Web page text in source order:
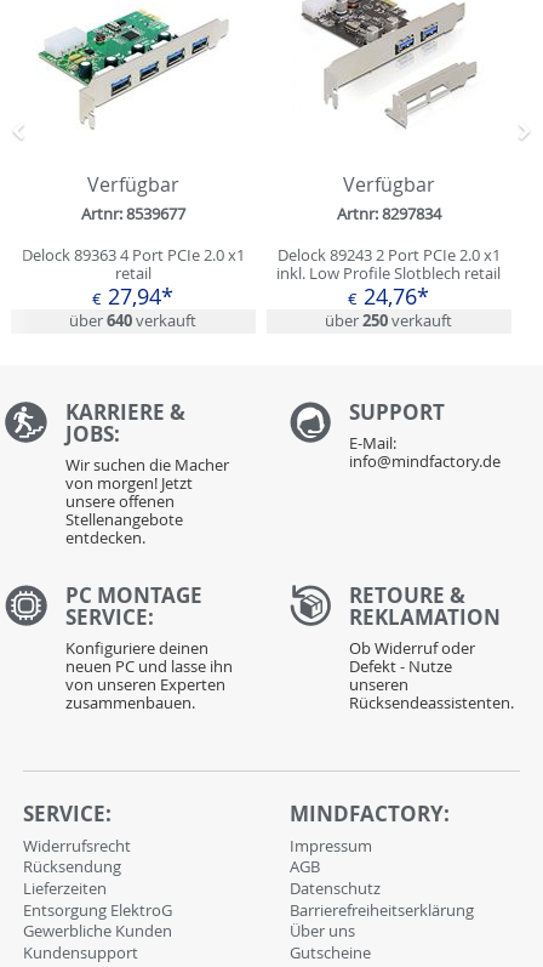
Verfügbar
Artnr: 8539677
Delock 89363 4 Port PCIe 2.0 x1
retail
€ 27,94*
über640verkauft
Verfügbar
Artnr: 8297834
Delock 89243 2 Port PCIe 2.0 x1
inkl. Low Profile Slotblech retail
€ 24,76*
über250verkauft
Zurück
KARRIERE &
JOBS:
Wir suchen die Macher
von morgen! Jetzt
unsere offenen
Stellenangebote
entdecken.
SUPPORT
E-Mail:
info@mindfactory.de
PC MONTAGE
SERVICE:
Konfiguriere deinen
neuen PC und lasse ihn
von unseren Experten
zusammenbauen.
RETOURE &
REKLAMATION
Ob Widerruf oder
Defekt - Nutze
unseren
Rücksendeassistenten.
SERVICE:
Widerrufsrecht
Rücksendung
Lieferzeiten
Entsorgung ElektroG
Gewerbliche Kunden
Kundensupport
MINDFACTORY:
Impressum
AGB
Datenschutz
Barrierefreiheitserklärung
Über uns
Gutscheine